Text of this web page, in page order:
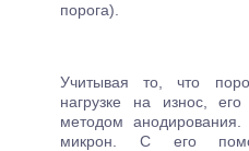
порога).
Учитывая то, что
нагрузке на износ, его
методом
микрон. С его